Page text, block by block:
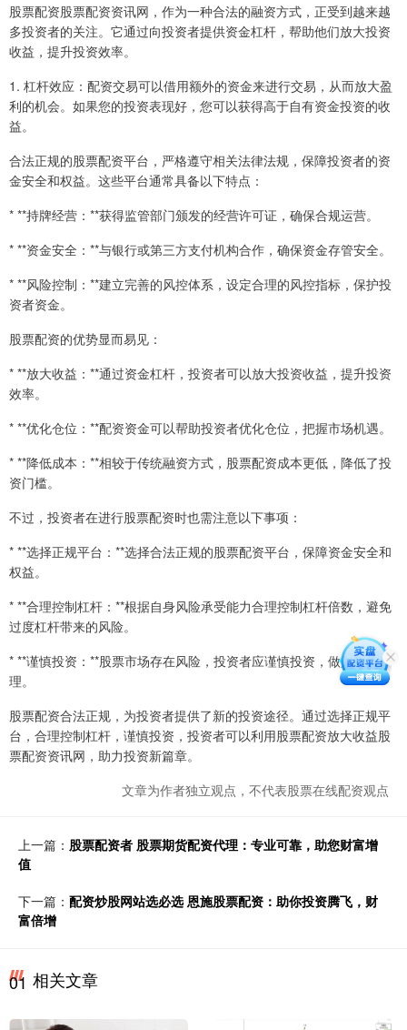
股票配资股票配资资讯网，作为一种合法的融资方式，正受到越来越
多投资者的关注。它通过向投资者提供资金杠杆，帮助他们放大投资
收益，提升投资效率。
1. 杠杆效应：配资交易可以借用额外的资金来进行交易，从而放大盈
利的机会。如果您的投资表现好，您可以获得高于自有资金投资的收
益。
合法正规的股票配资平台，严格遵守相关法律法规，保障投资者的资
金安全和权益。这些平台通常具备以下特点：
* **持牌经营：**获得监管部门颁发的经营许可证，确保合规运营。
* **资金安全：**与银行或第三方支付机构合作，确保资金存管安全。
* **风险控制：**建立完善的风控体系，设定合理的风控指标，保护投
资者资金。
股票配资的优势显而易见：
* **放大收益：**通过资金杠杆，投资者可以放大投资收益，提升投资
效率。
* **优化仓位：**配资资金可以帮助投资者优化仓位，把握市场机遇。
* **降低成本：**相较于传统融资方式，股票配资成本更低，降低了投
资门槛。
不过，投资者在进行股票配资时也需注意以下事项：
* **选择正规平台：**选择合法正规的股票配资平台，保障资金安全和
权益。
* **合理控制杠杆：**根据自身风险承受能力合理控制杠杆倍数，避免
过度杠杆带来的风险。
* **谨慎投资：**股票市场存在风险，投资者应谨慎投资，做好风险管
理。
股票配资合法正规，为投资者提供了新的投资途径。通过选择正规平
台，合理控制杠杆，谨慎投资，投资者可以利用股票配资放大收益股
票配资资讯网，助力投资新篇章。
文章为作者独立观点，不代表股票在线配资观点
上一篇： 股票配资者 股票期货配资代理：专业可靠，助您财富增
值
下一篇： 配资炒股网站选必选 恩施股票配资：助你投资腾飞，财
富倍增
01 相关文章